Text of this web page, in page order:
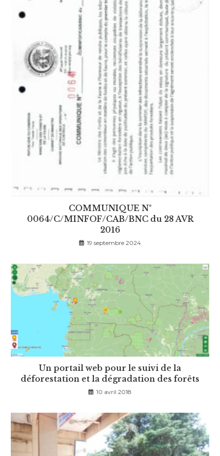
COMMUNIQUE N°
0064/C/MINFOF/CAB/BNC du 28 AVR
2016
19 septembre 2024
Un portail web pour le suivi de la
déforestation et la dégradation des forêts
10 avril 2018